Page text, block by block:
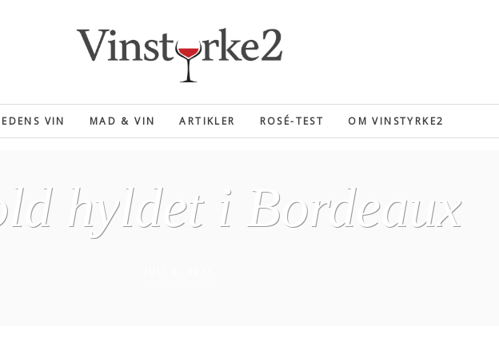
VIN MAD & VIN ARTIKLER ROSÉ-TEST OM VINSTYRKE2
hyldet i Bordeaux